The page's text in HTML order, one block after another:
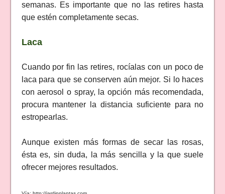
semanas. Es importante que no las retires hasta
que estén completamente secas.
Laca
Cuando por fin las retires, rocíalas con un poco de
laca para que se conserven aún mejor. Si lo haces
con aerosol o spray, la opción más recomendada,
procura mantener la distancia suficiente para no
estropearlas.
Aunque existen más formas de secar las rosas,
ésta es, sin duda, la más sencilla y la que suele
ofrecer mejores resultados.